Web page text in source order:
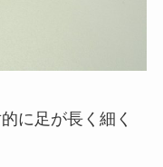
に足が長く細く